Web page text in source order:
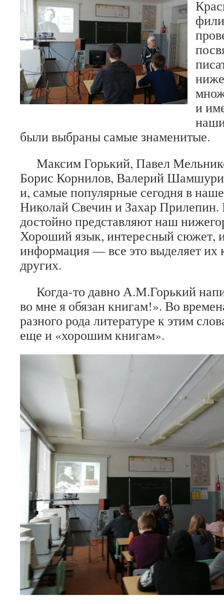
и
были выбраны самые знаменитые.
Максим Горький, Павел
Борис Корнилов, Валерий
и, самые популярные сегодня в
Николай Свечин и Захар Прилепин.
достойно представляют наш
Хороший язык, интересный сюжет,
информация — все это выделяет их
других.
Когда-то давно А.М.Горький
во мне я обязан книгам!». Во
разного рода литературе к этим
еще и «хорошим книгам».